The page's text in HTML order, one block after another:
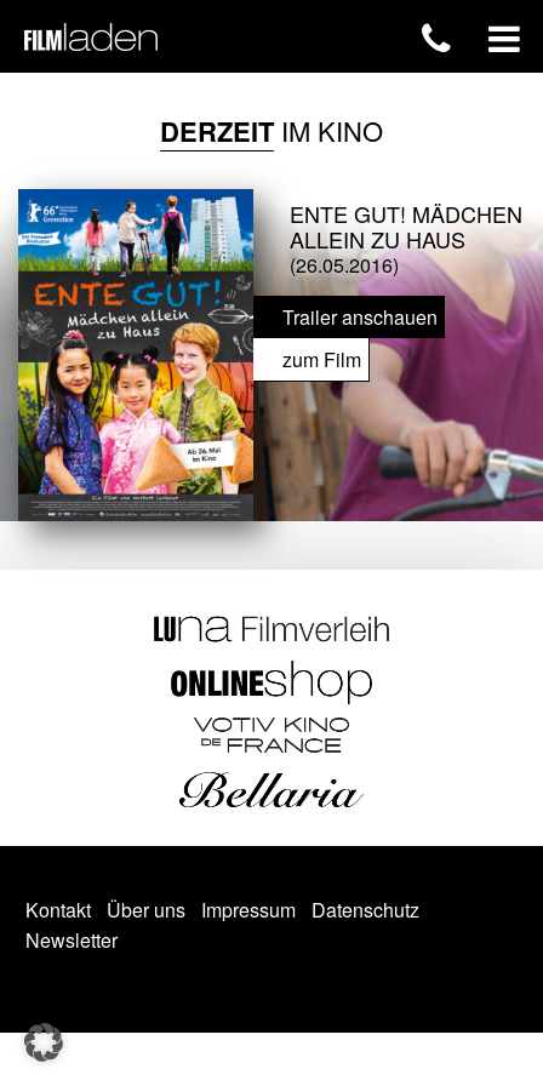
DERZEITIM KINO
ENTE GUT! MÄDCHEN
ALLEIN ZU HAUS
(26.05.2016)
Trailer anschauen
zum Film
Kontakt Über uns Impressum
Datenschutz
Newsletter